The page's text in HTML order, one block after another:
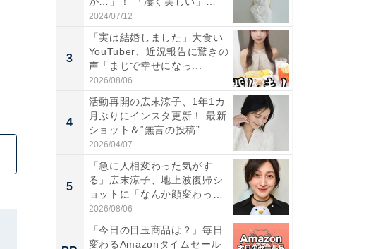
「透...
2024/07/12
3
「実は結婚しました」大食い
YouTuber、近況報告に驚きの
声「まじで幸せになっ...
2026/08/06
4
活動再開の広末涼子、1年1カ
月ぶりにインスタ更新！ 最新
ショット＆“無言の投稿”...
2026/04/07
5
「急に人相変わった気がす
る」広末涼子、地上波復帰シ
ョットに「なんか顔変わっ
た」の...
2026/08/06
「今日の目玉商品は？」毎日
変わるAmazonタイムセール